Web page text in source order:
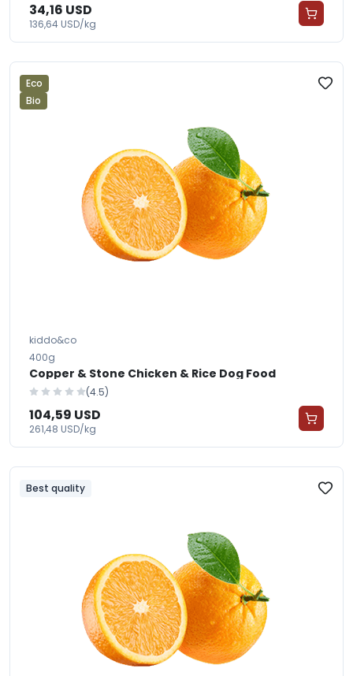
34,16 USD
136,64 USD/kg
Eco
Bio
kiddo&co
400g
Copper & Stone Chicken & Rice Dog Food
(4.5)
104,59 USD
261,48 USD/kg
Best quality